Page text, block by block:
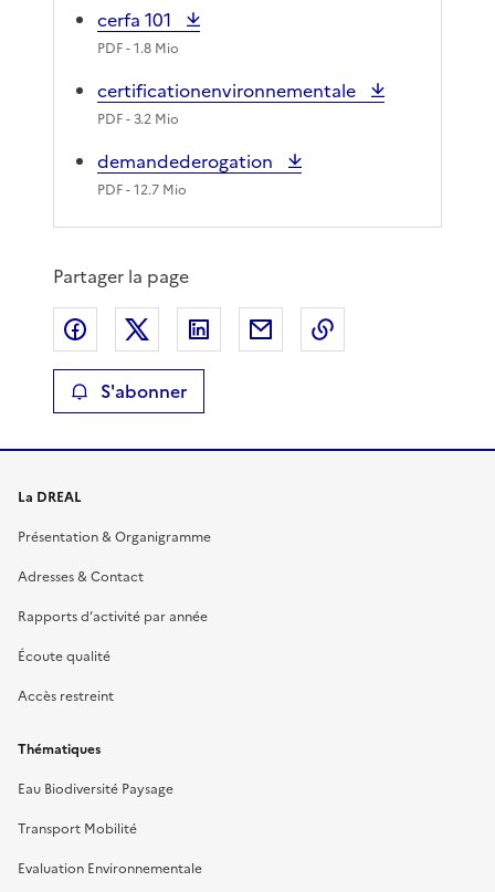
cerfa 101
PDF- 1.8 Mio
certificationenvironnementale
PDF- 3.2 Mio
demandederogation
PDF- 12.7 Mio
Partager la page
Partager sur Facebook
Partager sur XPartager sur LinkedIn
Partager par email
S'abonner
La DREAL
Présentation & Organigramme
Adresses & Contact
Rapports d’activité par année
Écoute qualité
Accès restreint
Thématiques
Eau Biodiversité Paysage
Transport Mobilité
Evaluation Environnementale